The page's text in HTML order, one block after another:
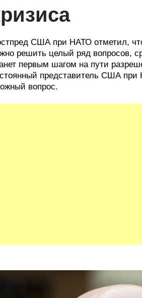
США при НАТО отметил,
решить целый ряд вопросов,
первым шагом на пути
представитель США
вопрос.